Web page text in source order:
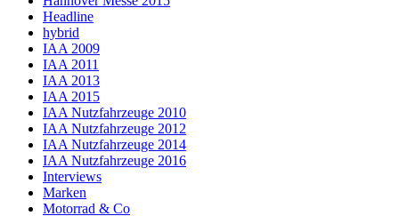
Headline
hybrid
IAA 2009
IAA 2011
IAA 2013
IAA 2015
IAA Nutzfahrzeuge 2010
IAA Nutzfahrzeuge 2012
IAA Nutzfahrzeuge 2014
IAA Nutzfahrzeuge 2016
Interviews
Marken
Motorrad & Co